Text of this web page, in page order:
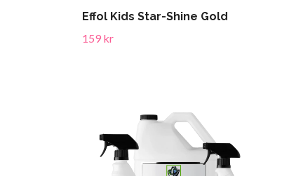
Effol Kids Star-Shine Gold
159 kr